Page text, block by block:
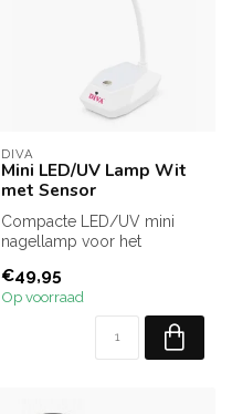
DIVA
Mini LED/UV Lamp Wit
met Sensor
Compacte LED/UV mini
nagellamp voor het
reparaties en he...
€49,95
Op voorraad